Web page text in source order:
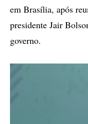
em Brasília, após
presidente Jair
governo.